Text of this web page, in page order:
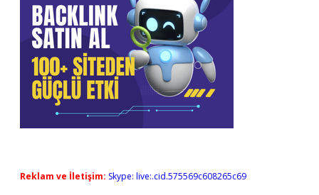
Reklam ve İletişim: Skype: live:.cid.575569c608265c69